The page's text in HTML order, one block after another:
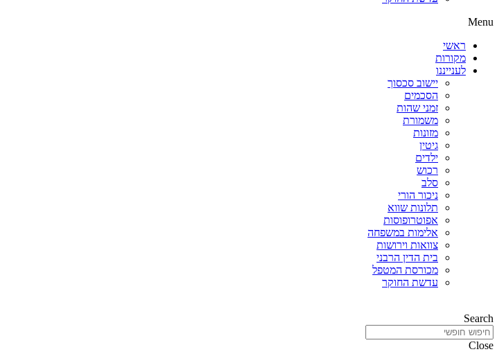
Menu
ראשי
מקורות
לענייננו
יישוב סכסוך
הסכמים
זמני שהות
משמורת
מזונות
גיטין
ילדים
רכוש
סלב
ניכור הורי
תלונות שווא
אפוטרופוסות
אלימות במשפחה
צוואות וירושות
בית הדין הרבני
מכורסת המטפל
עדשת החוקר
Search
Close